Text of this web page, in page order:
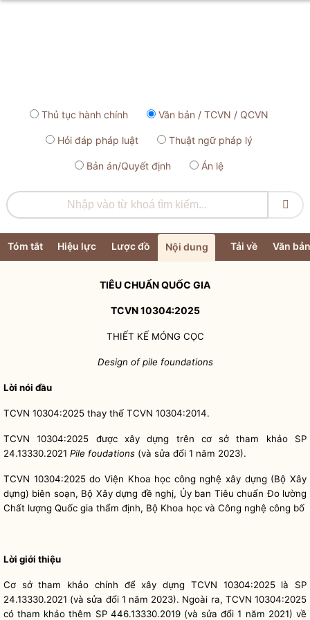
Thủ tục hành chính Văn bản / TCVN / QCVN
Hỏi đáp pháp luật Thuật ngữ pháp lý
Bản án/Quyết định Án lệ

Tóm tắt Hiệu lực Lược đồ Nội dung Tải về Văn
TIÊU CHUẨN QUỐC GIA
TCVN 10304:2025
THIẾT KẾ MÓNG CỌC
Design of pile foundations
Lời nói đầu
TCVN 10304:2025 thay thế TCVN 10304:2014.
TCVN 10304:2025 được xây dựng trên cơ sở tham khảo SP
24.13330.2021 Pile foudations (và sửa đổi 1 năm 2023).
TCVN 10304:2025 do Viện Khoa học công nghệ xây dựng (Bộ Xây
dựng) biên soạn, Bộ Xây dựng đề nghị, Ủy ban Tiêu chuẩn Đo lường
Chất lượng Quốc gia thẩm định, Bộ Khoa học và Công nghệ công bố
Lời giới thiệu
Cơ sở tham khảo chính để xây dựng TCVN 10304:2025 là SP
24.13330.2021 (và sửa đổi 1 năm 2023). Ngoài ra, TCVN 10304:2025
có tham khảo thêm SP 446.13330.2019 (và sửa đổi 1 năm 2021) về